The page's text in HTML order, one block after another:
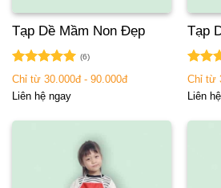
Tạp Dề Mầm Non Đẹp
Được xếp
5 sao
(6)
Chỉ từ 30.000đ - 90.000đ
Liên hệ ngay
Tạp
Được
5 sao
Chỉ từ
Liên